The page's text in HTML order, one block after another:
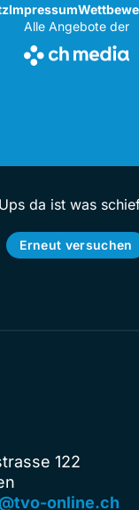
Impressum
Alle Angebote der
da ist was
Erneut versuchen
122
online.ch